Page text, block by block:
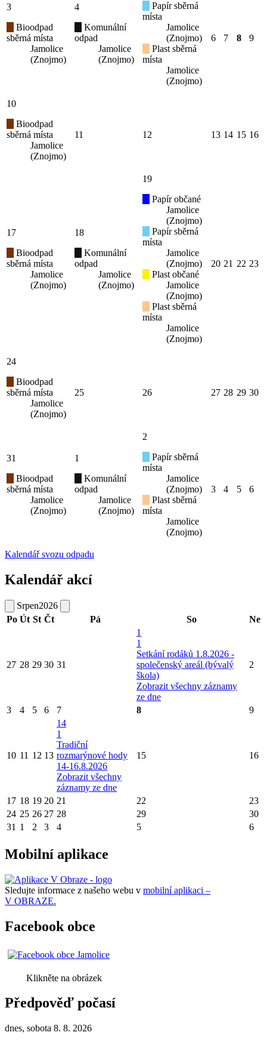
3
Bioodpad
sběrná místa
Jamolice
(Znojmo)
4
Komunální
odpad
Jamolice
(Znojmo)
Papír sběrná
místa
Jamolice
(Znojmo)
Plast sběrná
místa
Jamolice
(Znojmo)
6 7 8 9
10
Bioodpad
sběrná místa
Jamolice
(Znojmo)
11 12 13 14 15 16
17
Bioodpad
sběrná místa
Jamolice
(Znojmo)
18
Komunální
odpad
Jamolice
(Znojmo)
19
Papír občané
Jamolice
(Znojmo)
Papír sběrná
místa
Jamolice
(Znojmo)
Plast občané
Jamolice
(Znojmo)
Plast sběrná
místa
Jamolice
(Znojmo)
20 21 22 23
24
Bioodpad
sběrná místa
Jamolice
(Znojmo)
25 26 27 28 29 30
31
Bioodpad
sběrná místa
Jamolice
(Znojmo)
1
Komunální
odpad
Jamolice
(Znojmo)
2
Papír sběrná
místa
Jamolice
(Znojmo)
Plast sběrná
místa
Jamolice
(Znojmo)
3 4 5 6
Kalendář svozu odpadu
Kalendář akcí
Srpen2026
Po Út St Čt Pá So Ne
27 28 29 30 31
1
1
Setkání rodáků 1.8.2026 -
společenský areál (bývalý
škola)
Zobrazit všechny záznamy
ze dne
2
3 4 5 6 7 8 9
10 11 12 13
14
1
Tradiční
rozmarýnové hody
14-16.8.2026
Zobrazit všechny
záznamy ze dne
15 16
17 18 19 20 21 22
23
24 25 26 27 28 29
30
31 1 2 3 4 5 6
Mobilní aplikace
Sledujte informace z našeho webu v mobilní aplikaci –
V OBRAZE.
Facebook obce
Klikněte na obrázek
Předpověď počasí
dnes, sobota 8. 8. 2026